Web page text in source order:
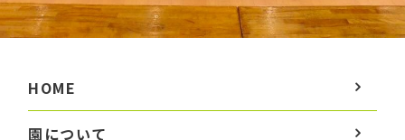
HOME
園について